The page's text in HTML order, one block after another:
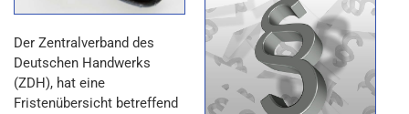
Der Zentralverband des
Deutschen Handwerks
(ZDH), hat eine
Fristenübersicht betreffend